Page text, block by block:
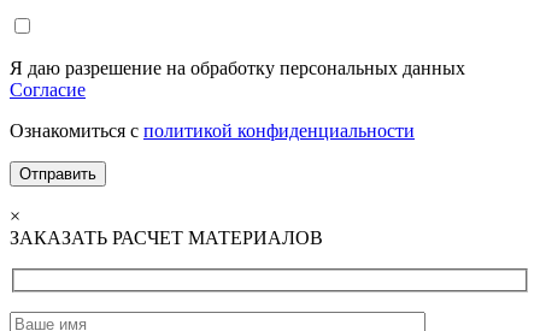
Я даю разрешение на обработку персональных данных
Согласие
Ознакомиться с политикой конфиденциальности
×
ЗАКАЗАТЬ РАСЧЕТ МАТЕРИАЛОВ